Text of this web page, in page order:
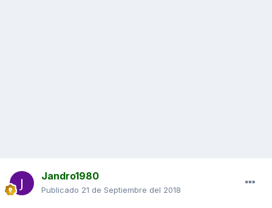
Jandro1980
Publicado 21 de Septiembre del 2018